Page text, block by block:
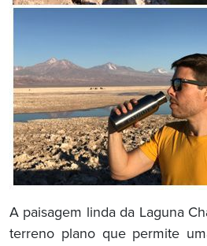
A paisagem linda da Laguna
terreno plano que permite